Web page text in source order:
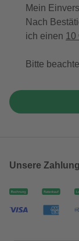
Mein
Nach
ich einen 10
Bitte
Unsere